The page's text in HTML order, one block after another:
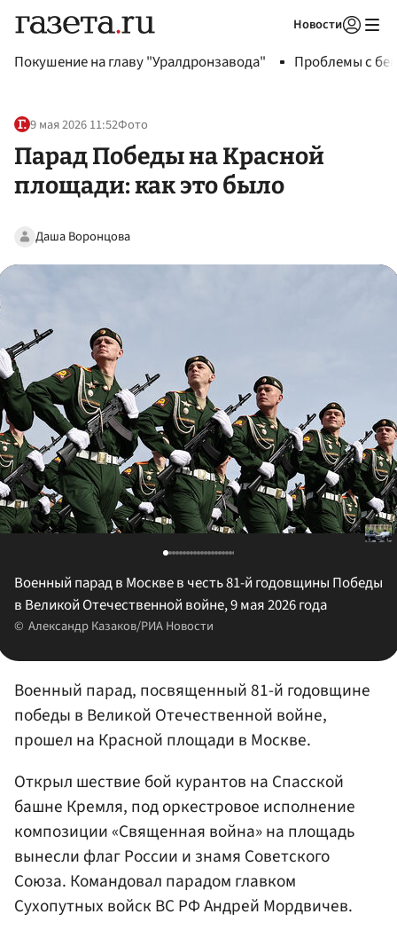
Новости
Покушение на главу "Уралдронзавода" Проблемы с
9 мая 2026 11:52Фото
Парад Победы на Красной
площади: как это было
Даша Воронцова
Военный парад в Москве в честь 81-й годовщины Победы
в Великой Отечественной войне, 9 мая 2026 года
Александр Казаков/РИА Новости
Военный парад, посвященный 81-й годовщине
победы в Великой Отечественной войне,
прошел на Красной площади в Москве.
Открыл шествие бой курантов на Спасской
башне Кремля, под оркестровое исполнение
композиции «Священная война» на площадь
вынесли флаг России и знамя Советского
Союза. Командовал парадом главком
Сухопутных войск ВС РФ Андрей Мордвичев.